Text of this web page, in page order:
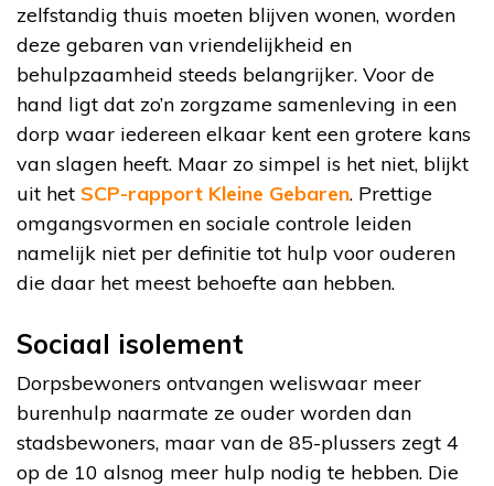
zelfstandig thuis moeten blijven wonen, worden
deze gebaren van vriendelijkheid en
behulpzaamheid steeds belangrijker. Voor de
hand ligt dat zo’n zorgzame samenleving in een
dorp waar iedereen elkaar kent een grotere kans
van slagen heeft. Maar zo simpel is het niet, blijkt
uit het SCP-rapport Kleine Gebaren. Prettige
omgangsvormen en sociale controle leiden
namelijk niet per definitie tot hulp voor ouderen
die daar het meest behoefte aan hebben.
Sociaal isolement
Dorpsbewoners ontvangen weliswaar meer
burenhulp naarmate ze ouder worden dan
stadsbewoners, maar van de 85-plussers zegt 4
op de 10 alsnog meer hulp nodig te hebben. Die